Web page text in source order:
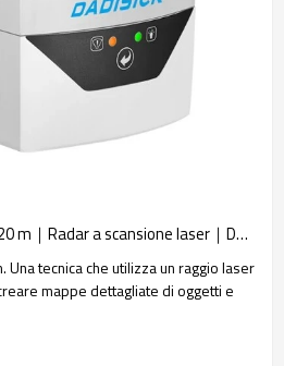
Sicurezza di navigazione 20 m｜Radar a scansione laser｜DADISICK
tecnica che utilizza un raggio laser
mappe dettagliate di oggetti e